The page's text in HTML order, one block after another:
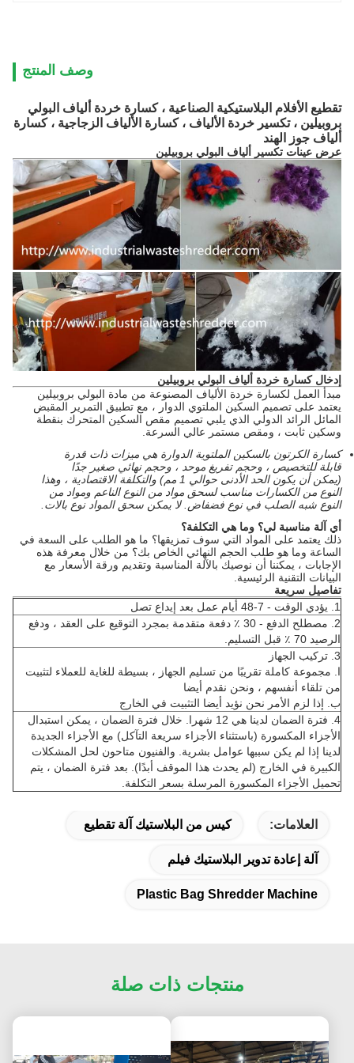
وصف المنتج
تقطيع الأفلام البلاستيكية الصناعية ، كسارة خردة ألياف البولي
بروبيلين ، تكسير خردة الألياف ، كسارة الألياف الزجاجية ، كسارة
ألياف جوز الهند
عرض عينات تكسير ألياف البولي بروبيلين
إدخال كسارة خردة ألياف البولي بروبيلين
مبدأ العمل لكسارة خردة الألياف المصنوعة من مادة البولي بروبيلين
يعتمد على تصميم السكين الملتوي الدوار ، مع تطبيق التمرير المقبض
المائل الرائد الدولي الذي يلبي تصميم مقص السكين المتحرك بنقطة
وسكين ثابت ، ومقص مستمر عالي السرعة.
كسارة الكرتون بالسكين الملتوية الدوارة هي ميزات ذات قدرة
قابلة للتخصيص ، وحجم تفريغ موحد ، وحجم نهائي صغير جدًا
(يمكن أن يكون الحد الأدنى حوالي 1 مم) والتكلفة الاقتصادية ، وهذا
النوع من الكسارات مناسب لسحق مواد من النوع الناعم ومواد من
النوع شبه الصلب في نوع فضفاض. لا يمكن سحق المواد نوع بالات.
أي آلة مناسبة لي؟ وما هي التكلفة؟
ذلك يعتمد على المواد التي سوف تمزيقها؟ ما هو الطلب على السعة في
الساعة وما هو طلب الحجم النهائي الخاص بك؟ من خلال معرفة هذه
الإجابات ، يمكننا أن نوصيك بالآلة المناسبة وتقديم ورقة الأسعار مع
البيانات التقنية الرئيسية.
تفاصيل سريعة
1.
يؤدي الوقت - 7-48 أيام عمل بعد إيداع تصل
2.
مصطلح الدفع - 30 ٪ دفعة متقدمة بمجرد التوقيع على العقد ، ودفع
الرصيد 70 ٪ قبل التسليم.
3. تركيب الجهاز
ا. مجموعة كاملة تقريبًا من تسليم الجهاز ، بسيطة للغاية للعملاء لتثبيت
من تلقاء أنفسهم ، ونحن نقدم أيضا
ب. إذا لزم الأمر نحن نؤيد أيضا التثبيت في الخارج
4. فترة الضمان لدينا هي 12 شهرا.
خلال فترة الضمان ، يمكن استبدال
الأجزاء المكسورة (باستثناء الأجزاء سريعة التآكل) مع الأجزاء الجديدة
لدينا إذا لم يكن سببها عوامل بشرية. والفنيون متاحون لحل المشكلات
الكبيرة في الخارج (لم يحدث هذا الموقف أبدًا). بعد فترة الضمان ، يتم
تحميل الأجزاء المكسورة المرسلة بسعر التكلفة.
العلامات: كيس من البلاستيك آلة تقطيع
آلة إعادة تدوير البلاستيك فيلم
Plastic Bag Shredder Machine
منتجات ذات صلة